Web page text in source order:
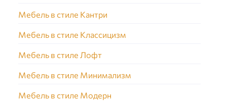
Мебель в стиле Кантри
Мебель в стиле Классицизм
Мебель в стиле Лофт
Мебель в стиле Минимализм
Мебель в стиле Модерн